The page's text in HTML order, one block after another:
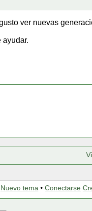
ver nuevas
ayudar.
Nuevo tema • Conectarse